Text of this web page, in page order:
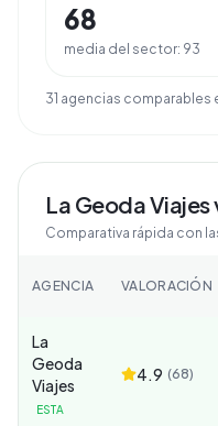
68
media del sector: 93
31 agencias comparables
La Geoda Viajes
Comparativa rápida con
AGENCIA VALORACIÓN
La
Geoda
Viajes
ESTA
4.9 (68)